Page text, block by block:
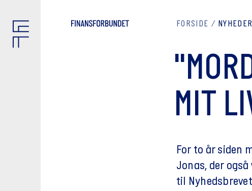
FORSIDE NYHEDER
MIT
For to år siden
Jonas, der
til